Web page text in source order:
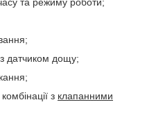
датчиком дощу;
з клапанними